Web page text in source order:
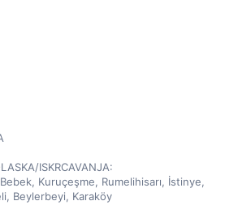
ISKRCAVANJA:
Kuruçeşme, Rumelihisarı, İstinye,
Beylerbeyi, Karaköy